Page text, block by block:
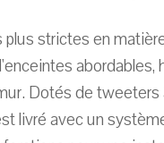
strictes en
Dotés de
livré avec un